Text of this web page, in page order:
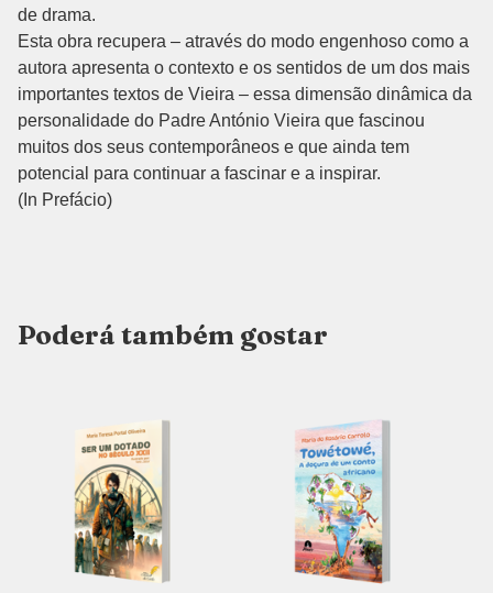
de drama.
Esta obra recupera – através do modo engenhoso como a
autora apresenta o contexto e os sentidos de um dos mais
importantes textos de Vieira – essa dimensão dinâmica da
personalidade do Padre António Vieira que fascinou
muitos dos seus contemporâneos e que ainda tem
potencial para continuar a fascinar e a inspirar.
(In Prefácio)
Poderá também gostar